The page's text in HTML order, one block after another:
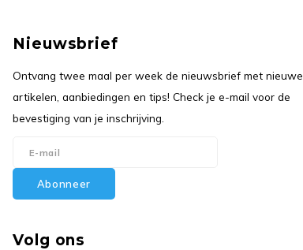
Nieuwsbrief
Ontvang twee maal per week de nieuwsbrief met nieuwe
artikelen, aanbiedingen en tips! Check je e-mail voor de
bevestiging van je inschrijving.
Abonneer
Volg ons